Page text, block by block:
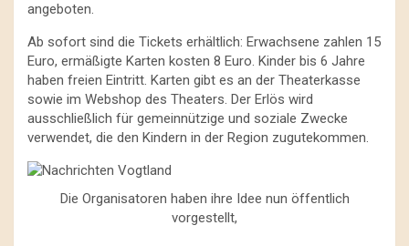
angeboten.
Ab sofort sind die Tickets erhältlich: Erwachsene zahlen 15
Euro, ermäßigte Karten kosten 8 Euro. Kinder bis 6 Jahre
haben freien Eintritt. Karten gibt es an der Theaterkasse
sowie im Webshop des Theaters. Der Erlös wird
ausschließlich für gemeinnützige und soziale Zwecke
verwendet, die den Kindern in der Region zugutekommen.
Die Organisatoren haben ihre Idee nun öffentlich
vorgestellt,